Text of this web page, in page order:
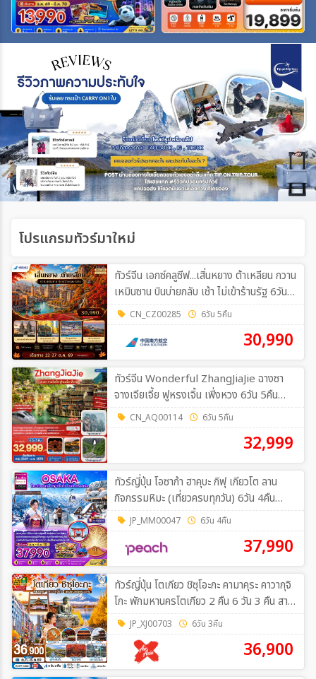
เฉพาะเทศกาล
ระหว่าง
ค้นหา
โปรแกรมทัวร์มาใหม่
ทัวร์จีน เอกซ์คลูซีฟ...เสิ่นหยาง ต้าเหลียน กวาน
เหมินซาน บินบ่ายกลับ เช้า ไม่เข้าร้านรัฐ 6วัน
5คืน (CZ)
CN_CZ00285 6วัน 5คืน
30,990
ทัวร์จีน Wonderful ZhangJiaJie ฉางซา
จางเจียเจี้ย ฟูหรงเจิ้น เฟิ่งหวง 6วัน 5คืน
(A6)CN_AQ00114 6วัน 5คืน
32,999
ทัวร์ญี่ปุ่น โอซาก้า ฮาคุบะ กิฟุ เกียวโต ลาน
กิจกรรมหิมะ (เที่ยวครบทุกวัน) 6วัน 4คืน
(MM)JP_MM00047 6วัน 4คืน
37,990
ทัวร์ญี่ปุ่น โตเกียว ชิซุโอะกะ คามาคุระ คาวากุจิ
โกะ พักมหานครโตเกียว 2 คืน 6 วัน 3 คืน สาย
การบิน ไทยแอร์เอเชีย เอ็กซ์ 6วัน 3คืน (XJ)
JP_XJ00703 6วัน 3คืน
36,900